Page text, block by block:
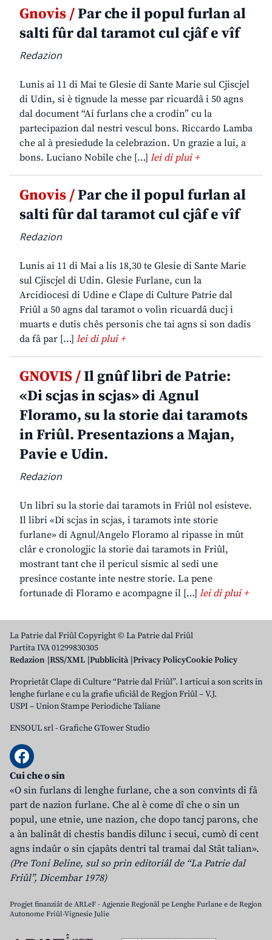
Gnovis /Par che il popul furlan al
salti fûr dal taramot cul cjâf e vîf
Redazion
Lunis ai 11 di Mai te Glesie di Sante Marie sul Cjiscjel
di Udin, si è tignude la messe par ricuardâ i 50 agns
dal document “Ai furlans che a crodin” cu la
partecipazion dal nestri vescul bons. Riccardo Lamba
che al à presiedude la celebrazion. Un grazie a lui, a
bons. Luciano Nobile che […] lei di plui +
Gnovis /Par che il popul furlan al
salti fûr dal taramot cul cjâf e vîf
Redazion
Lunis ai 11 di Mai a lis 18,30 te Glesie di Sante Marie
sul Cjiscjel di Udin. Glesie Furlane, cun la
Arcidiocesi di Udine e Clape di Culture Patrie dal
Friûl a 50 agns dal taramot o volìn ricuardâ ducj i
muarts e dutis chês personis che tai agns si son dadis
da fâ par […] lei di plui +
GNOVIS /Il gnûf libri de Patrie:
«Di scjas in scjas» di Agnul
Floramo, su la storie dai taramots
in Friûl. Presentazions a Majan,
Pavie e Udin.
Redazion
Un libri su la storie dai taramots in Friûl nol esisteve.
Il libri «Di scjas in scjas, i taramots inte storie
furlane» di Agnul/Angelo Floramo al ripasse in mût
clâr e cronologjic la storie dai taramots in Friûl,
mostrant tant che il pericul sismic al sedi une
presince costante inte nestre storie. La pene
fortunade di Floramo e acompagne il […] lei di plui +
La Patrie dal Friûl Copyright © La Patrie dal Friûl
Partita IVA 01299830305
Redazion RSS/XML Pubblicità Privacy PolicyCookie Policy
Proprietât Clape di Culture “Patrie dal Friûl”. I articui a son scrits in
lenghe furlane e cu la grafie uficiâl de Regjon Friûl – V.J.
USPI – Union Stampe Periodiche Taliane
ENSOUL srl-Grafiche GTower Studio
Cui che o sin
«O sin furlans di lenghe furlane, che a son convints di fâ
part de nazion furlane. Che al è come dî che o sin un
popul, une etnie, une nazion, che dopo tancj parons, che
a àn balinât di chestis bandis dilunc i secui, cumò di cent
agns indaûr o sin cjapâts dentri tal tramai dal Stât talian».
(Pre Toni Beline, sul so prin editoriâl de “La Patrie dal
Friûl”, Dicembar 1978)
Progjet finanziât de ARLeF - Agjenzie Regjonâl pe Lenghe Furlane e de Regjon
Autonome Friûl-Vignesie Julie